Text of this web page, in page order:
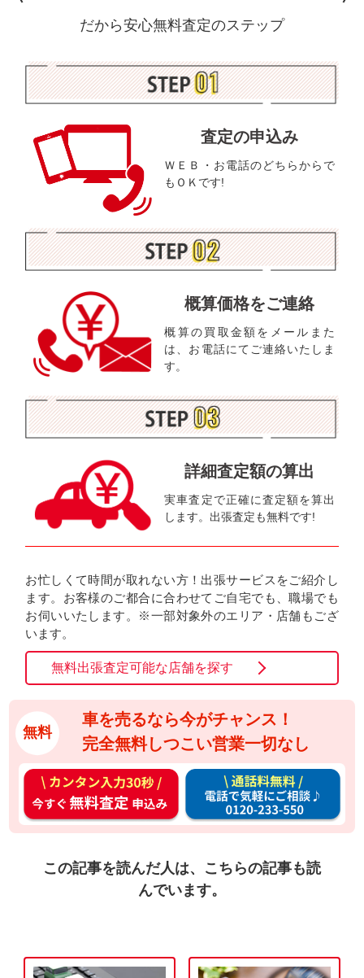
だから安心無料査定のステップ
査定の申込み
ＷＥＢ・お電話のどちらからで
もＯＫです!
概算価格をご連絡
概算の買取金額をメールまた
は、お電話にてご連絡いたしま
す。
詳細査定額の算出
実車査定で正確に査定額を算出
します。出張査定も無料です!
お忙しくて時間が取れない方！出張サービスをご紹介し
ます。お客様のご都合に合わせてご自宅でも、職場でも
お伺いいたします。※一部対象外のエリア・店舗もござ
います。
無料出張査定可能な店舗を探す
無料
車を売るなら今がチャンス！
完全無料しつこい営業一切なし
カ
ン
タ
今
通
料
料
お
この記事を読んだ人は、こちらの記事も読
んでいます。